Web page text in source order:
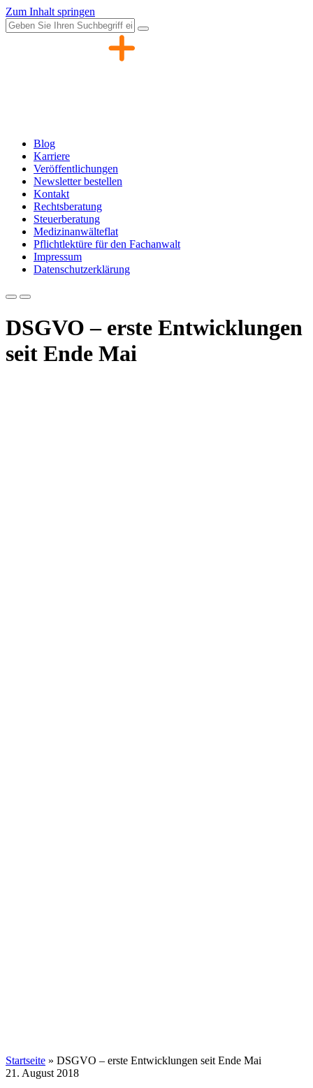
Zum Inhalt springen
Blog
Karriere
Veröffentlichungen
Newsletter bestellen
Kontakt
Rechtsberatung
Steuerberatung
Medizinanwälteflat
Pflichtlektüre für den Fachanwalt
Impressum
Datenschutzerklärung
DSGVO – erste Entwicklungen
seit Ende Mai
Startseite » DSGVO – erste Entwicklungen seit Ende Mai
21. August 2018